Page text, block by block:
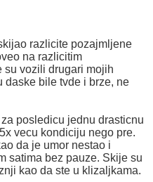
razlicite pozajmljene
na razlicitim
su vozili drugari mojih
daske bile tvde i brze, ne
posledicu jednu drasticnu
vecu kondiciju nego pre.
da je umor nestao i
satima bez pauze. Skije su
kao da ste u klizaljkama.